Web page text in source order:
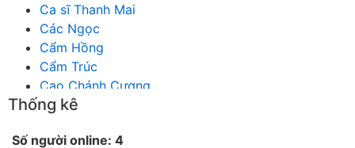
Ca sĩ Thanh Mai
Các Ngọc
Cẩm Hồng
Cẩm Trúc
Cao Chánh Cương
Cao Nhật Quyên
Chích Chị
Thống kê
Số người online: 4